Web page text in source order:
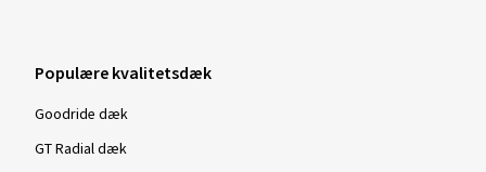
Populære kvalitetsdæk
Goodride dæk
GT Radial dæk